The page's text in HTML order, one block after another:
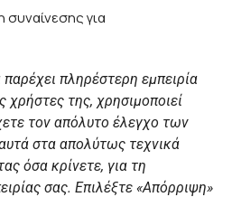
συναίνεσης για
πληρέστερη εμπειρία
της, χρησιμοποιεί
τον απόλυτο έλεγχο των
στα απολύτως τεχνικά
όσα κρίνετε, για τη
σας. Επιλέξτε «Απόρριψη»
t
a
g
r
a
m
t
u
b
e
n
k
e
d
i
n